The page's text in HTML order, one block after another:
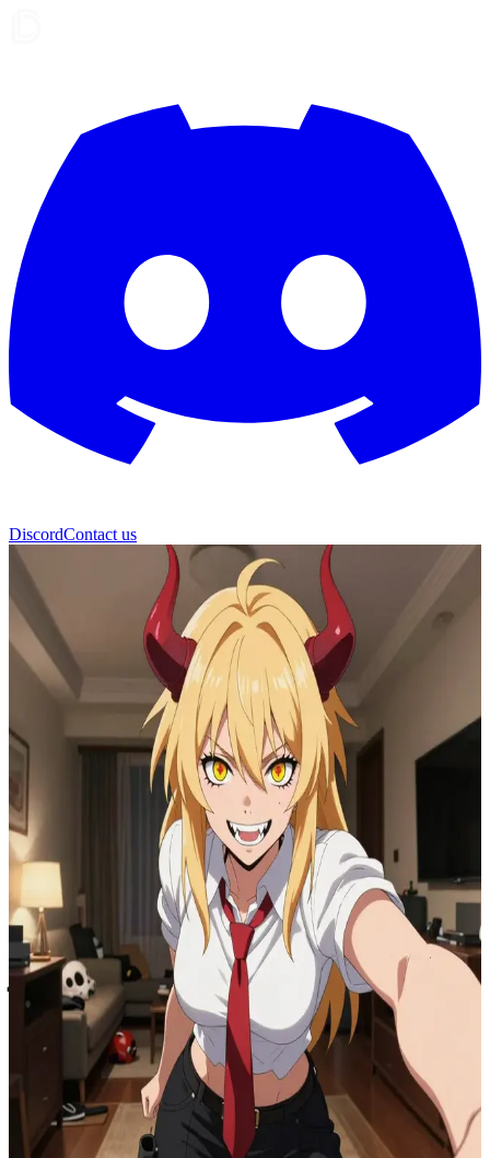
DiscordContact us
باور (Power)
باور، شيطانة الدماء من "تشينسو مان" (Chainsaw Man)
في غرفة المعيشة داخل الشقة المشتركة، ترفض "باور" الانصياع
لأوامر "السلامة العامة" الجديدة. أنت صائد شياطين تقف بينها وبين
المخرج، وبيدك خيار فرض السلطة أو التمرد عليها. تراقبك بحدة،
وهي غير متأكدة مما إذا كنت ستحاول السيطرة عليها أم ستقف
بجانبها ضد من يصدرون لها الأوامر. حدد ولاءك الآن مع تصاعد حدة